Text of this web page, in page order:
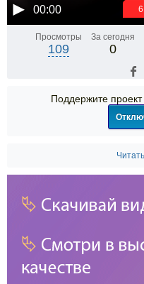
00:00 6
Просмотры
109
За сегодня
0
Поддержите